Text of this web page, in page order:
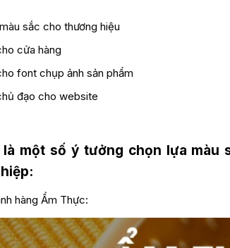
sắc cho thương hiệu
cửa hàng
font chụp ảnh sản phẩm
đạo cho website
là một số ý tưởng chọn lựa màu
hàng Ẩm Thực: